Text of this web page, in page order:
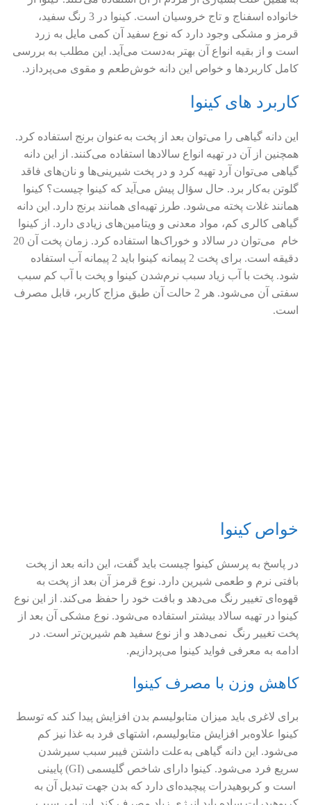
خانواده اسفناج و تاج خروسیان است. کینوا در 3 رنگ سفید،
قرمز و مشکی وجود دارد که نوع سفید آن کمی مایل به زرد
است و از بقیه انواع آن بهتر به‌دست می‌آید. این مطلب به بررسی
کامل کاربردها و خواص این دانه خوش‌طعم و مقوی می‌پردازد.
کاربرد های کینوا
این دانه گیاهی را می‌توان بعد از پخت به‌عنوان برنج استفاده کرد.
همچنین از آن در تهیه انواع سالادها استفاده می‌کنند. از این دانه
گیاهی می‌توان آرد تهیه کرد و در پخت شیرینی‌ها و نان‌های فاقد
گلوتن به‌کار برد. حال سؤال پیش می‌آید که کینوا چیست؟ کینوا
همانند غلات پخته می‌شود. طرز تهیه‌ای همانند برنج دارد. این دانه
گیاهی کالری کم، مواد معدنی و ویتامین‌های زیادی دارد. از کینوا
خام می‌توان در سالاد و خوراک‌ها استفاده کرد. زمان پخت آن 20
دقیقه است. برای پخت 2 پیمانه کینوا باید 2 پیمانه آب استفاده
شود. پخت با آب زیاد سبب نرم‌شدن کینوا و پخت با آب کم سبب
سفتی آن می‌شود. هر 2 حالت آن طبق مزاج کاربر، قابل مصرف
است.
خواص کینوا
در پاسخ به پرسش کینوا چیست باید گفت، این دانه بعد از پخت
بافتی نرم و طعمی شیرین دارد. نوع قرمز آن بعد از پخت به
قهوه‌ای تغییر رنگ می‌دهد و بافت خود را حفظ می‌کند. از این نوع
کینوا در تهیه سالاد بیشتر استفاده می‌شود. نوع مشکی آن بعد از
پخت تغییر رنگ نمی‌دهد و از نوع سفید هم شیرین‌تر است. در
ادامه به معرفی فواید کینوا می‌پردازیم.
کاهش وزن با مصرف کینوا
برای لاغری باید میزان متابولیسم بدن افزایش پیدا کند که توسط
کینوا علاوه‌بر افزایش متابولیسم، اشتهای فرد به غذا نیز کم
می‌شود. این دانه گیاهی به‌علت داشتن فیبر سبب سیرشدن
سریع فرد می‌شود. کینوا دارای شاخص گلیسمی (GI) پایینی
است و کربوهیدرات پیچیده‌ای دارد که بدن جهت تبدیل آن به